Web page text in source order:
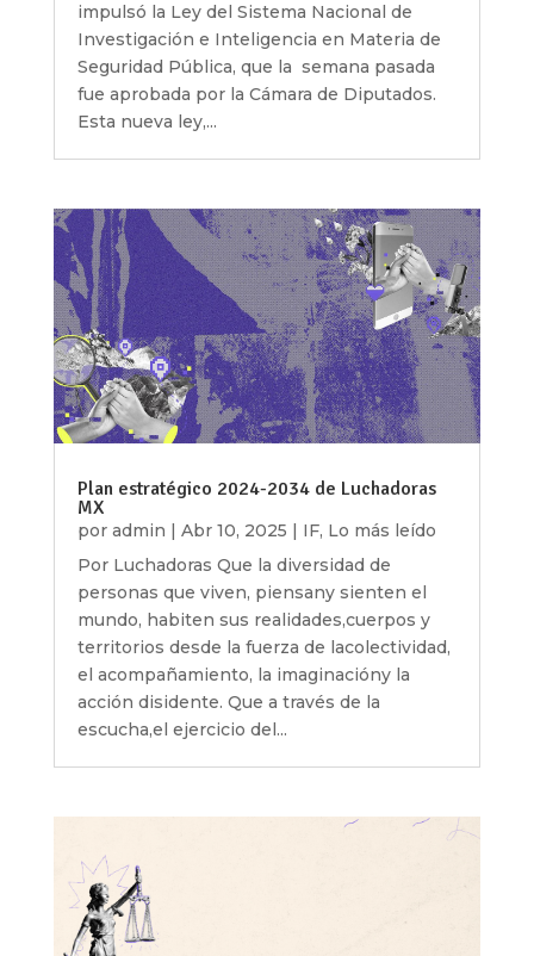
impulsó la Ley del Sistema Nacional de
Investigación e Inteligencia en Materia de
Seguridad Pública, que la semana pasada
fue aprobada por la Cámara de Diputados.
Esta nueva ley,...
Plan estratégico 2024-2034 de Luchadoras
MX
por admin | Abr 10, 2025 | IF, Lo más leído
Por Luchadoras Que la diversidad de
personas que viven, piensany sienten el
mundo, habiten sus realidades,cuerpos y
territorios desde la fuerza de lacolectividad,
el acompañamiento, la imaginacióny la
acción disidente. Que a través de la
escucha,el ejercicio del...